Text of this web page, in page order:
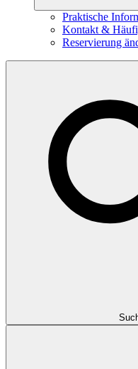
Praktische
Kontakt &
Reservierung